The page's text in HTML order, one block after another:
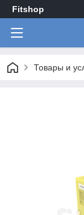
Fitshop
Товары и